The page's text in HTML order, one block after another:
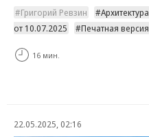
Григорий Ревзин Архитектура
от 10.07.2025
Печатная версия
16 мин.
22.05.2025, 02:16